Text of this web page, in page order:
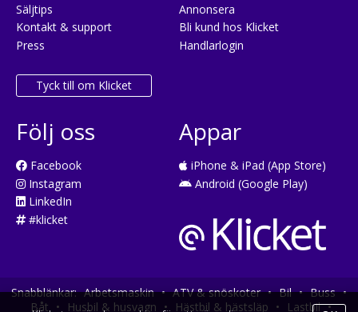
Säljtips
Kontakt & support
Press
Tyck till om Klicket
Annonsera
Bli kund hos Klicket
Handlarlogin
Följ oss
Facebook
Instagram
LinkedIn
#klicket
Appar
iPhone & iPad (App Store)
Android (Google Play)
Snabblänkar: Arbetsmaskin • ATV & snöskoter • Bil • Buss •
Båt • Husbil & husvagn • Hästbil & hästsläp • Lastbil •